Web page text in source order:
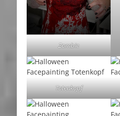
Zombie
Totenkopf